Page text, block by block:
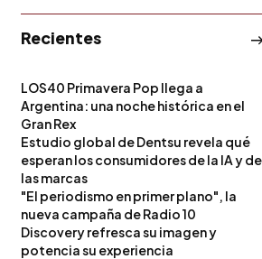
Recientes
LOS40 Primavera Pop llega a
Argentina: una noche histórica en el
Gran Rex
Estudio global de Dentsu revela qué
esperan los consumidores de la IA y de
las marcas
"El periodismo en primer plano", la
nueva campaña de Radio 10
Discovery refresca su imagen y
potencia su experiencia